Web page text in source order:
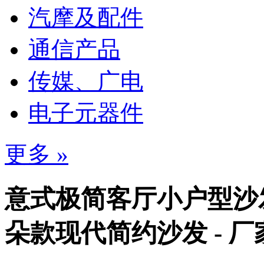
汽摩及配件
通信产品
传媒、广电
电子元器件
更多 »
意式极简客厅小户型
朵款现代简约沙发 - 厂